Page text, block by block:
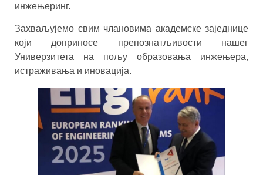
инжењеринг.
Захваљујемо свим члановима академске заједнице
који доприносе препознатљивости нашег
Универзитета на пољу образовања инжењера,
истраживања и иновација.